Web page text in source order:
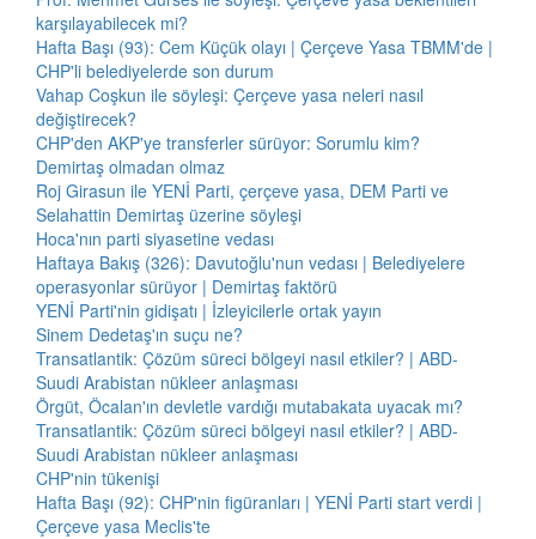
karşılayabilecek mi?
Hafta Başı (93): Cem Küçük olayı | Çerçeve Yasa TBMM'de |
CHP'li belediyelerde son durum
Vahap Coşkun ile söyleşi: Çerçeve yasa neleri nasıl
değiştirecek?
CHP'den AKP'ye transferler sürüyor: Sorumlu kim?
Demirtaş olmadan olmaz
Roj Girasun ile YENİ Parti, çerçeve yasa, DEM Parti ve
Selahattin Demirtaş üzerine söyleşi
Hoca'nın parti siyasetine vedası
Haftaya Bakış (326): Davutoğlu'nun vedası | Belediyelere
operasyonlar sürüyor | Demirtaş faktörü
YENİ Parti'nin gidişatı | İzleyicilerle ortak yayın
Sinem Dedetaş'ın suçu ne?
Transatlantik: Çözüm süreci bölgeyi nasıl etkiler? | ABD-
Suudi Arabistan nükleer anlaşması
Örgüt, Öcalan'ın devletle vardığı mutabakata uyacak mı?
Transatlantik: Çözüm süreci bölgeyi nasıl etkiler? | ABD-
Suudi Arabistan nükleer anlaşması
CHP'nin tükenişi
Hafta Başı (92): CHP'nin figüranları | YENİ Parti start verdi |
Çerçeve yasa Meclis'te